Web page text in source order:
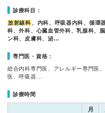
診療科目：
放射線科 、内科、呼吸器内科、循環
科、外科、心臓血管外科、乳腺科、
ン科、皮膚科、泌…
専門医・資格：
総合内科専門医、アレルギー専門医
医、呼吸器…
診療時間
月